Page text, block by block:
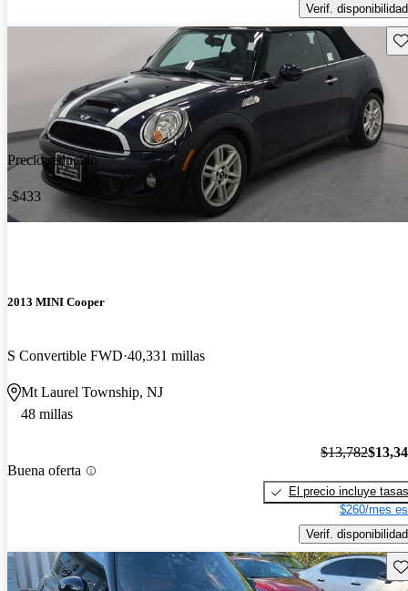
Verif. disponibilidad
Precio reducido
-$433
2013 MINI Cooper
S Convertible FWD 40,331 millas
Mt Laurel Township, NJ
48 millas
Buena oferta
$13,782
El precio incluye tasas
$260/mes
Verif. disponibilidad